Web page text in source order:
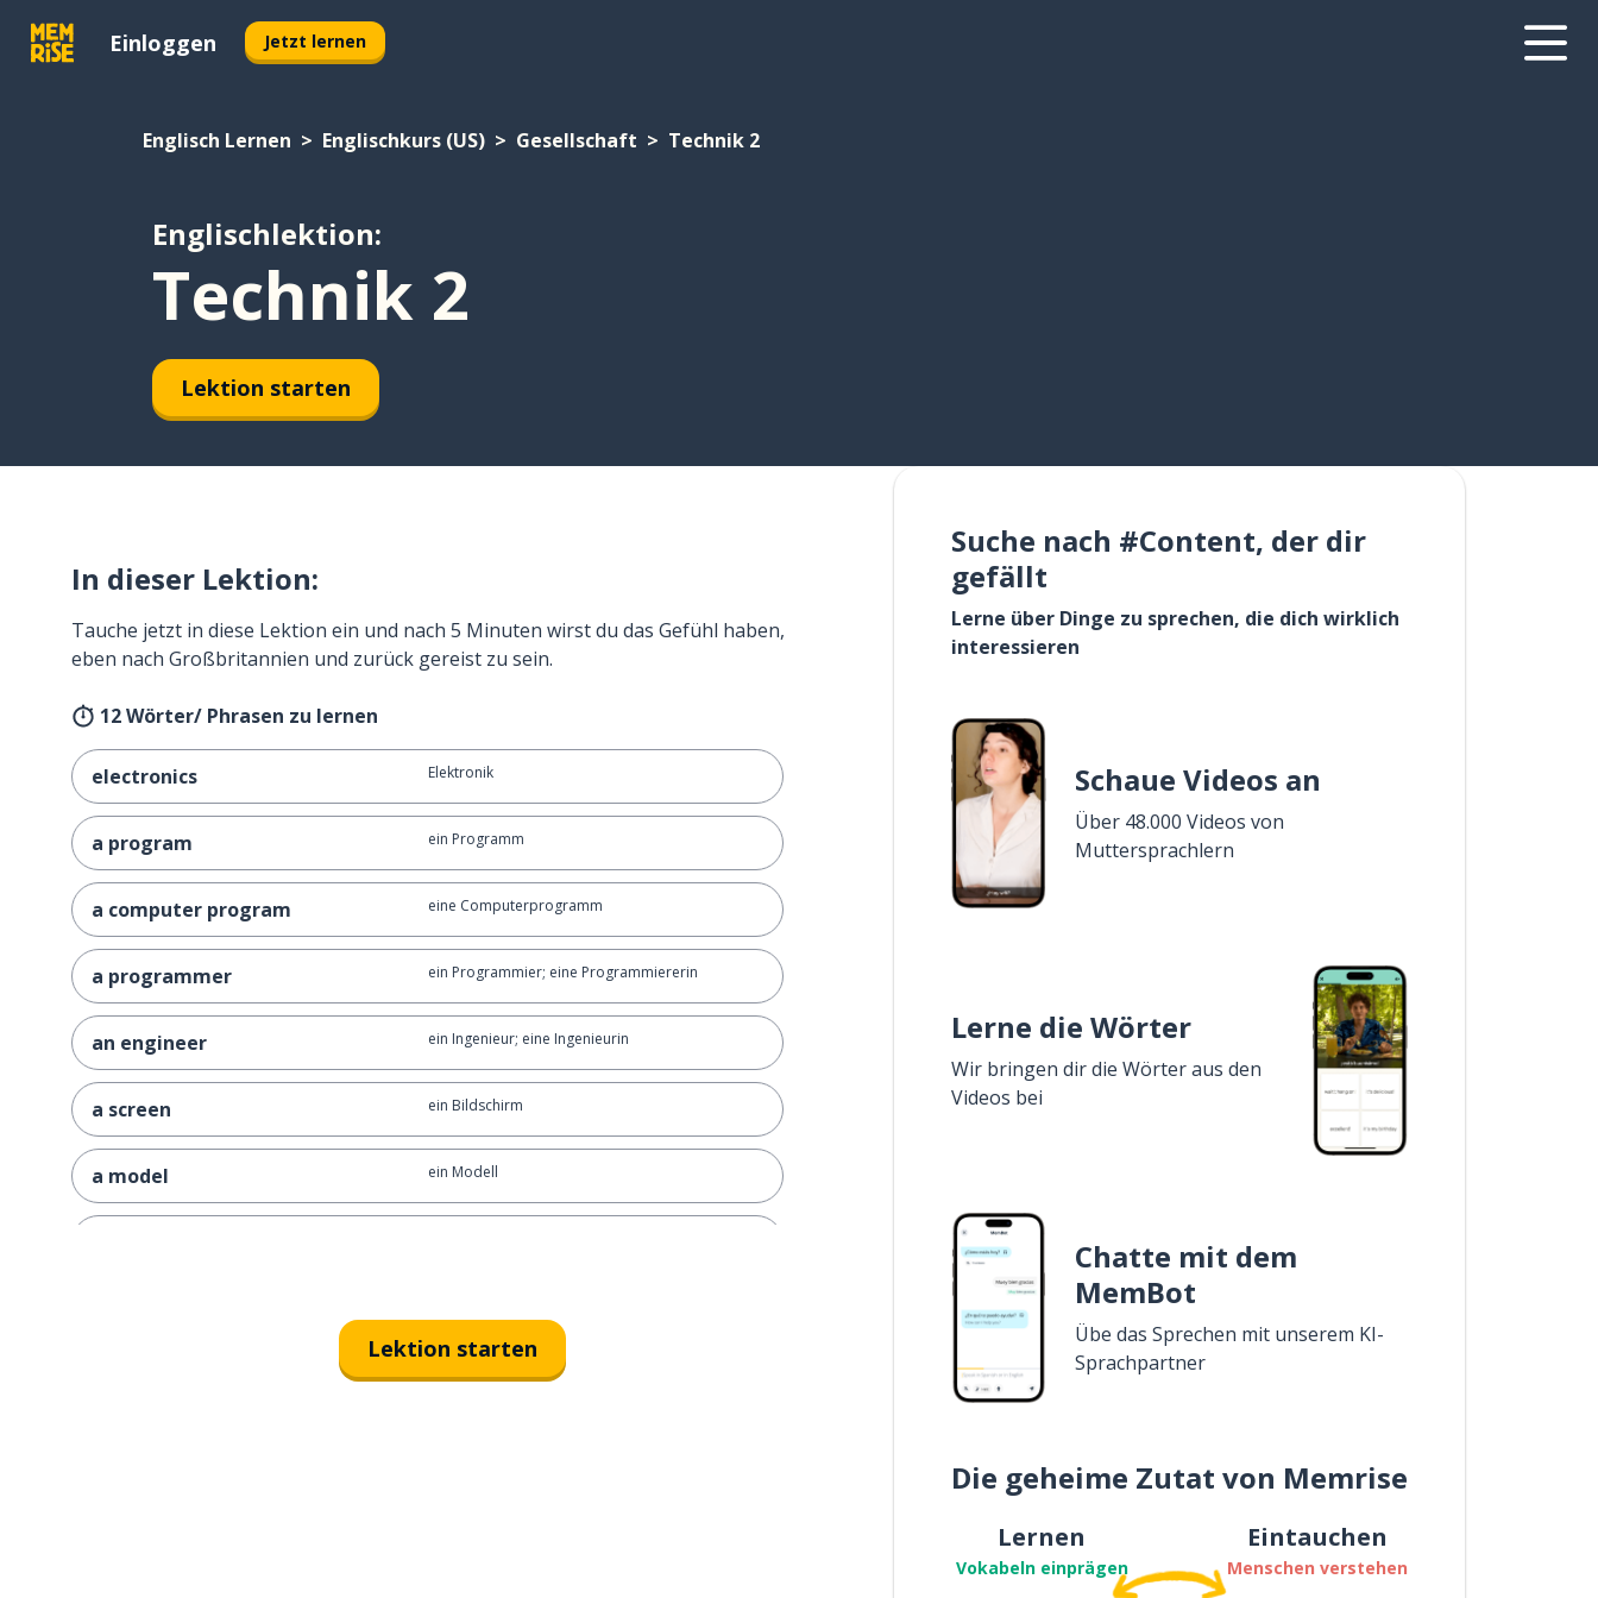
Einloggen Jetzt lernen
Englisch Lernen Englischkurs (US) Gesellschaft Technik 2
Englischlektion:
Technik 2
Lektion starten
In dieser Lektion:
Tauche jetzt in diese Lektion ein und nach 5 Minuten wirst du das Gefühl haben,
eben nach Großbritannien und zurück gereist zu sein.
12 Wörter/ Phrasen zu lernen
electronics Elektronik
a program ein Programm
a computer program eine Computerprogramm
a programmer ein Programmier; eine Programmiererin
an engineer ein Ingenieur; eine Ingenieurin
a screen ein Bildschirm
a model ein Modell
Lektion starten
Suche nach #Content, der dir
gefällt
Lerne über Dinge zu sprechen, die dich wirklich
interessieren
Schaue Videos an
Über 48.000 Videos von
Muttersprachlern
Lerne die Wörter
Wir bringen dir die Wörter aus den
Videos bei
Chatte mit dem
MemBot
Übe das Sprechen mit unserem KI-
Sprachpartner
Die geheime Zutat von Memrise
Lernen
Vokabeln einprägen
Eintauchen
Menschen verstehen